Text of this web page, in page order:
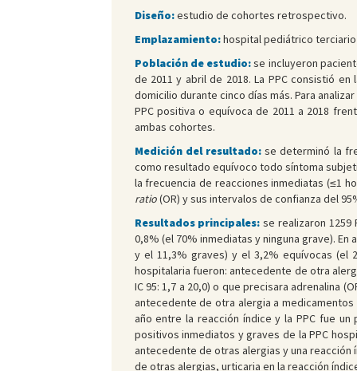
Diseño:estudio de cohortes retrospectivo.
Emplazamiento:hospital pediátrico terciario
Población de estudio:se incluyeron
de 2011 y abril de 2018. La PPC consistió
domicilio durante cinco días más. Para
PPC positiva o equívoca de 2011 a 2018
ambas cohortes.
Medición del resultado:se determinó la
como resultado equívoco todo síntoma
la frecuencia de reacciones inmediatas (≤1
ratio(OR) y sus intervalos de confianza del
Resultados principales: se realizaron 1259
0,8% (el 70% inmediatas y ninguna grave).
y el 11,3% graves) y el 3,2% equívocas (el
hospitalaria fueron: antecedente de otra
IC 95: 1,7 a 20,0) o que precisara adrenalina
antecedente de otra alergia a medicamentos
año entre la reacción índice y la PPC fue
positivos inmediatos y graves de la PPC
antecedente de otras alergias y una
de otras alergias, urticaria en la reacción